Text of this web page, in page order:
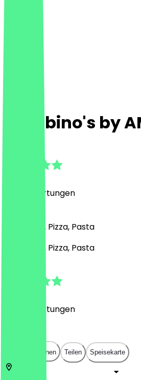
Gambino's by
Bewertungen
Italienisch, Pizza, Pasta
Italienisch, Pizza, Pasta
Bewertungen
In App öffnen Teilen Speisekarte